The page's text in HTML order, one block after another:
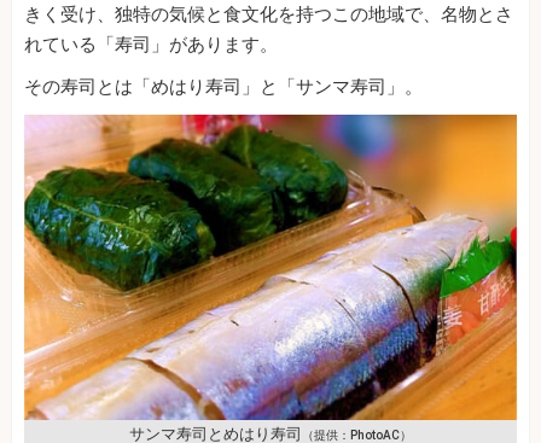
きく受け、独特の気候と食文化を持つこの地域で、名物とさ
れている「寿司」があります。
その寿司とは「めはり寿司」と「サンマ寿司」。
サンマ寿司とめはり寿司 （提供：PhotoAC）